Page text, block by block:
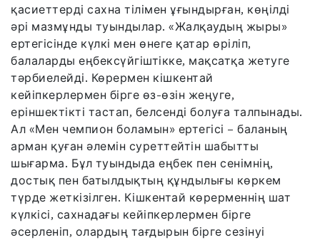
қасиеттерді сахна тілімен ұғындырған, көңілді
әрі мазмұнды туындылар. «Жалқаудың жыры»
ертегісінде күлкі мен өнеге қатар өріліп,
балаларды еңбексүйгіштікке, мақсатқа жетуге
тәрбиелейді. Көрермен кішкентай
кейіпкерлермен бірге өз-өзін жеңуге,
еріншектікті тастап, белсенді болуға талпынады.
Ал «Мен чемпион боламын» ертегісі – баланың
арман қуған әлемін суреттейтін шабытты
шығарма. Бұл туындыда еңбек пен сенімнің,
достық пен батылдықтың құндылығы көркем
түрде жеткізілген. Кішкентай көрерменнің шат
күлкісі, сахнадағы кейіпкерлермен бірге
әсерленіп, олардың тағдырын бірге сезінуі